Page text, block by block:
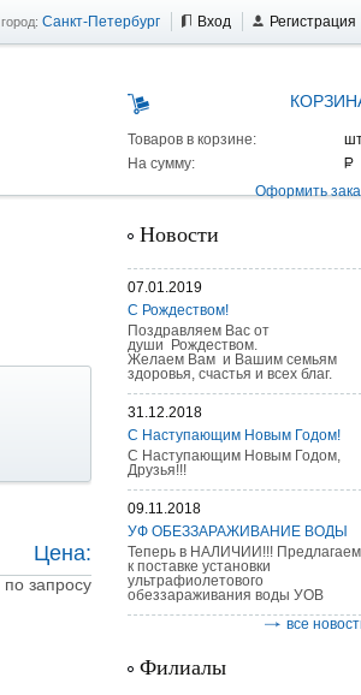
Санкт-Петербург Вход Регистрация
Товаров в корзине:
На сумму:
Оформить
г/п
Цена:
по запросу
Новости
07.01.2019
С Рождеством!
Поздравляем Вас от
души Рождеством.
Желаем Вам и Вашим семьям
здоровья, счастья и всех благ.
31.12.2018
С Наступающим Новым Годом!
С Наступающим Новым Годом,
Друзья!!!
09.11.2018
УФ ОБЕЗЗАРАЖИВАНИЕ ВОДЫ
Теперь в НАЛИЧИИ!!! Предлагаем
к поставке установки
ультрафиолетового
обеззараживания воды УОВ
все
Филиалы